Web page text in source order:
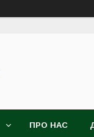
ПРО НАС